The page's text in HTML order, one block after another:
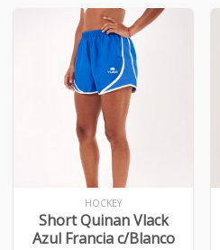
HOCKEY
Short Quinan Vlack
Azul Francia c/Blanco